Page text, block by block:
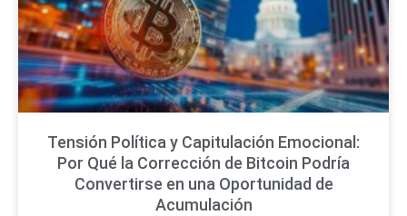
Tensión Política y Capitulación Emocional:
Por Qué la Corrección de Bitcoin Podría
Convertirse en una Oportunidad de
Acumulación